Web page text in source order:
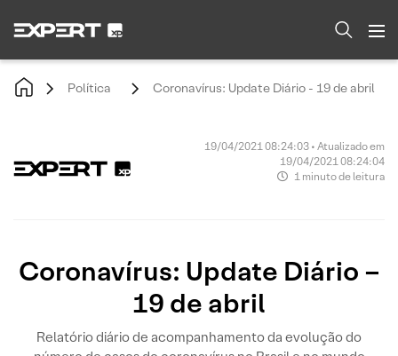
Política Coronavírus: Update Diário - 19 de abril
19/04/2021 08:24:03 • Atualizado em
19/04/2021 08:24:04
1 minuto de leitura
Coronavírus: Update Diário –
19 de abril
Relatório diário de acompanhamento da evolução do